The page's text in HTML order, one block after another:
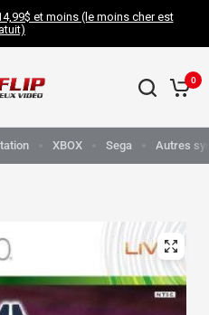
et moins (le moins cher est
0
XBOX Sega Autres